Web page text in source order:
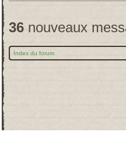
36 nouveaux
Index du forum